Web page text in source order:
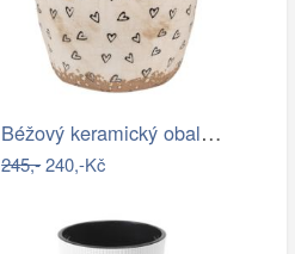
Béžový keramický obal na květináč se…
245,-240,-Kč